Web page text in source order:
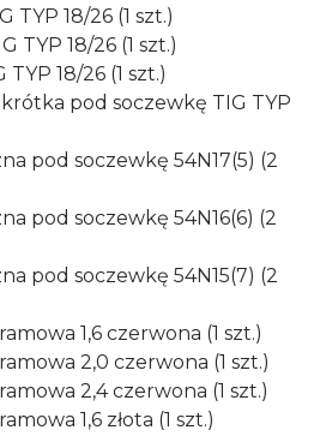
TYP 18/26 (1 szt.)
TYP 18/26 (1 szt.)
18/26 (1 szt.)
pod soczewkę TIG TYP
pod soczewkę 54N17(5) (2
pod soczewkę 54N16(6) (2
pod soczewkę 54N15(7) (2
1,6 czerwona (1 szt.)
2,0 czerwona (1 szt.)
2,4 czerwona (1 szt.)
1,6 złota (1 szt.)